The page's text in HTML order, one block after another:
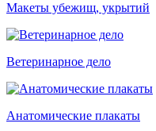
Макеты убежищ, укрытий
Ветеринарное дело
Анатомические плакаты